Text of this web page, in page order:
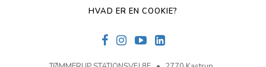
HVAD ER EN COOKIE?